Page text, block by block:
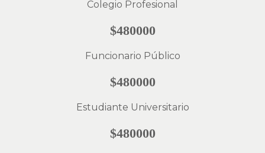
Colegio Profesional
$480000
Funcionario Público
$480000
Estudiante Universitario
$480000